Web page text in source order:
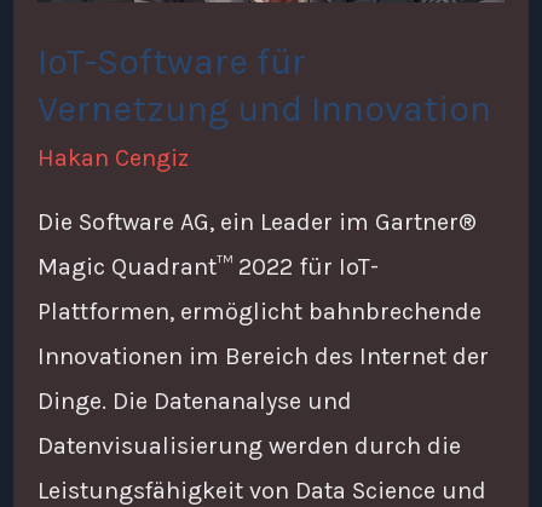
IoT-Software für
Vernetzung und Innovation
Hakan Cengiz
Die Software AG, ein Leader im Gartner®
Magic Quadrant™ 2022 für IoT-
Plattformen, ermöglicht bahnbrechende
Innovationen im Bereich des Internet der
Dinge. Die Datenanalyse und
Datenvisualisierung werden durch die
Leistungsfähigkeit von Data Science und